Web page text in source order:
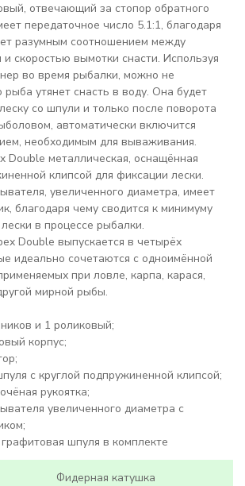
отвечающий за стопор обратного
передаточное число 5.1:1, благодаря
разумным соотношением между
скоростью вымотки снасти. Используя
во время рыбалки, можно не
рыба утянет снасть в воду. Она будет
со шпули и только после поворота
автоматически включится
необходимым для вываживания.
Double металлическая, оснащённая
клипсой для фиксации лески.
увеличенного диаметра, имеет
благодаря чему сводится к минимуму
в процессе рыбалки.
Double выпускается в четырёх
идеально сочетаются с одноимённой
при ловле, карпа, карася,
мирной рыбы.
и 1 роликовый;
корпус;
с круглой подпружиненной клипсой;
рукоятка;
увеличенного диаметра с
шпуля в комплекте
Фидерная катушка